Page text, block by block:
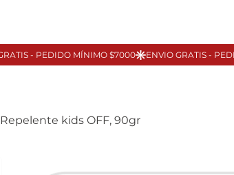
Repelente kids OFF, 90gr